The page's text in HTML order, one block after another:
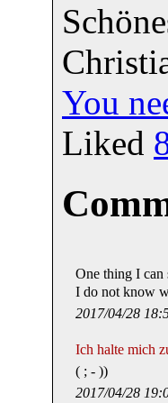
You
Liked
One thing I can
I do not know
2017/04/28
Ich halte mich
( ; - ))
2017/04/28